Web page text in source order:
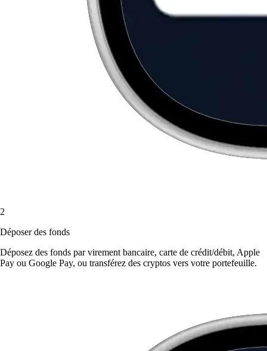
2
Déposer des fonds
Déposez des fonds par virement bancaire, carte de crédit/débit, Apple
Pay ou Google Pay, ou transférez des cryptos vers votre portefeuille.